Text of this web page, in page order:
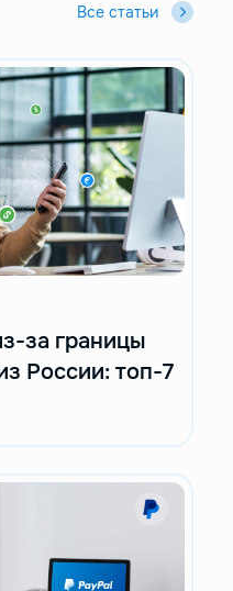
Все статьи
за границы
России: топ-7